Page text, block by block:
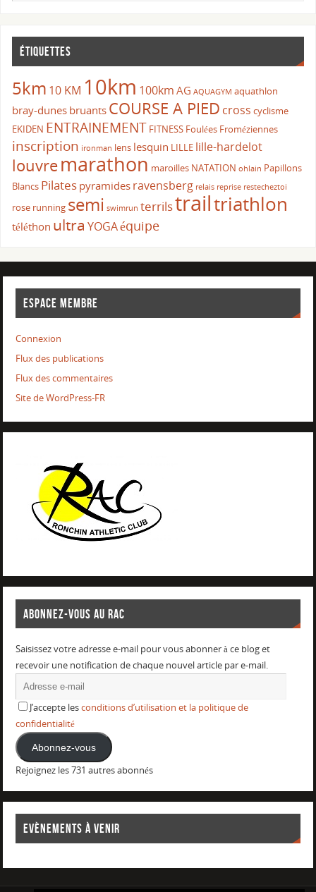
ÉTIQUETTES
5km 10 KM 10km 100km AG AQUAGYM aquathlon
bray-dunes bruants COURSE A PIED cross cyclisme
EKIDEN ENTRAINEMENT FITNESS Foulées Froméziennes
inscription ironman lens lesquin LILLE lille-hardelot
louvremarathon maroilles NATATION ohlain Papillons
Blancs Pilates pyramides ravensberg relais reprise restecheztoi
rose running semi swimrun terrilstrailtriathlon
téléthon ultra YOGAéquipe
ESPACE MEMBRE
Connexion
Flux des publications
Flux des commentaires
Site de WordPress-FR
ABONNEZ-VOUS AU RAC
Saisissez votre adresse e-mail pour vous abonner à ce blog et
recevoir une notification de chaque nouvel article par e-mail.
J’accepte lesconditions d’utilisation et la politique de
confidentialité
Abonnez-vous
Rejoignez les 731 autres abonnés
EVÈNEMENTS À VENIR